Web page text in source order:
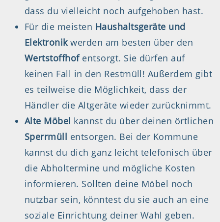
dass du vielleicht noch aufgehoben hast.
Für die meisten Haushaltsgeräte und
Elektronikwerden am besten über den
Wertstoffhofentsorgt. Sie dürfen auf
keinen Fall in den Restmüll! Außerdem gibt
es teilweise die Möglichkeit, dass der
Händler die Altgeräte wieder zurücknimmt.
Alte Möbel kannst du über deinen örtlichen
Sperrmüll entsorgen. Bei der Kommune
kannst du dich ganz leicht telefonisch über
die Abholtermine und mögliche Kosten
informieren. Sollten deine Möbel noch
nutzbar sein, könntest du sie auch an eine
soziale Einrichtung deiner Wahl geben.